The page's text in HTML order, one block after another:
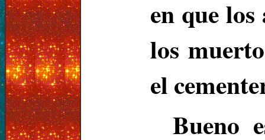
en que
los
el
Bueno